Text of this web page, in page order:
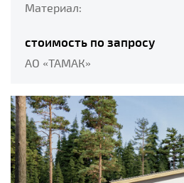
Материал:
стоимость по запросу
АО «ТАМАК»